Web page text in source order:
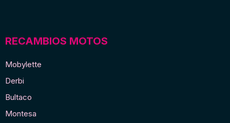
RECAMBIOS MOTOS
Mobylette
Derbi
Bultaco
Montesa